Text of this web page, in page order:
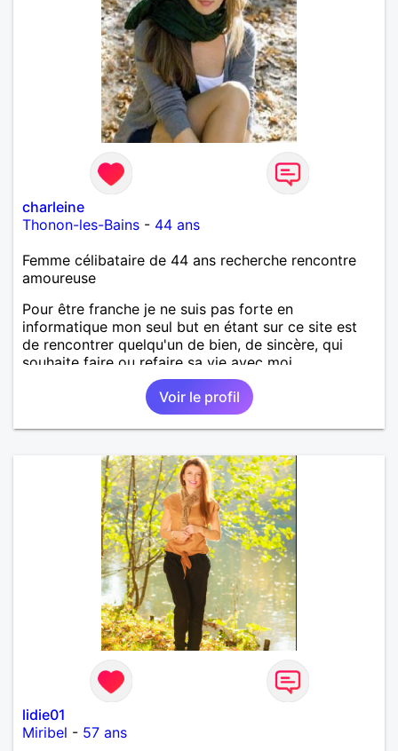
charleine
Thonon-les-Bains - 44 ans
Femme célibataire de 44 ans recherche rencontre
amoureuse
Pour être franche je ne suis pas forte en
informatique mon seul but en étant sur ce site est
de rencontrer quelqu'un de bien, de sincère, qui
souhaite faire ou refaire sa vie avec moi.
Voir le profil
lidie01
Miribel - 57 ans